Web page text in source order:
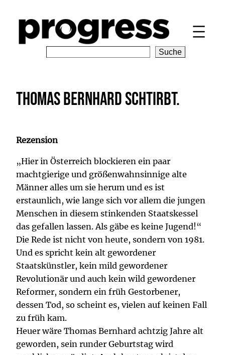
Inhalt
springen
c
h
Suche
Thomas Bernhard schtirbt.
Rezension
„Hier in Österreich blockieren ein paar
machtgierige und größenwahnsinnige alte
Männer alles um sie herum und es ist
erstaunlich, wie lange sich vor allem die jungen
Menschen in diesem stinkenden Staatskessel
das gefallen lassen. Als gäbe es keine Jugend!“
Die Rede ist nicht von heute, sondern von 1981.
Und es spricht kein alt gewordener
Staatskünstler, kein mild gewordener
Revolutionär und auch kein wild gewordener
Reformer, sondern ein früh Gestorbener,
dessen Tod, so scheint es, vielen auf keinen Fall
zu früh kam.
Heuer wäre Thomas Bernhard achtzig Jahre alt
geworden, sein runder Geburtstag wird